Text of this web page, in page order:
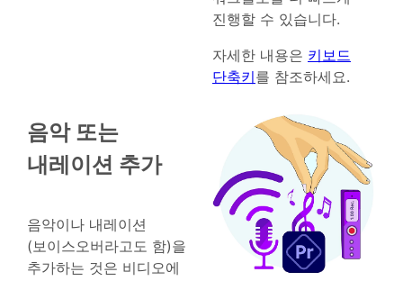
진행할 수 있습니다.
자세한 내용은 키보드
단축키를 참조하세요.
음악 또는
내레이션 추가
음악이나 내레이션
(보이스오버라고도 함)을
추가하는 것은 비디오에